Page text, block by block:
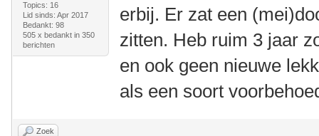
Topics: 16
Lid sinds: Apr 2017
Bedankt: 98
505 x bedankt in 350
berichten
erbij. Er zat een
zitten. Heb ruim 3 jaar
en ook geen nieuwe
als een soort
Zoek